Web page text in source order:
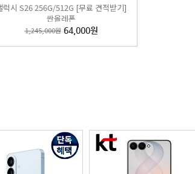
럭시 S26 256G/512G [무료 견적받기]
싼올레폰
1,245,000원 64,000원